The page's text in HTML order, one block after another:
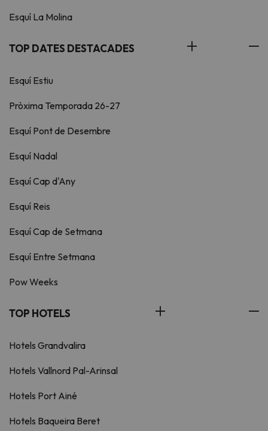
Esquí La Molina
TOP DATES DESTACADES
Esquí Estiu
Pròxima Temporada 26-27
Esquí Pont de Desembre
Esquí Nadal
Esquí Cap d'Any
Esquí Reis
Esquí Cap de Setmana
Esquí Entre Setmana
Pow Weeks
TOP HOTELS
Hotels Grandvalira
Hotels Vallnord Pal-Arinsal
Hotels Port Ainé
Hotels Baqueira Beret